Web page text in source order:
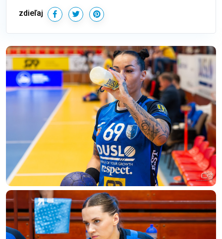
zdieľaj